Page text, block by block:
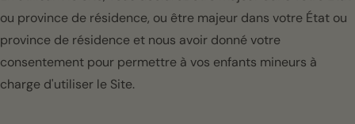
ou province de résidence, ou être majeur dans votre État ou
province de résidence et nous avoir donné votre
consentement pour permettre à vos enfants mineurs à
charge d'utiliser le Site.